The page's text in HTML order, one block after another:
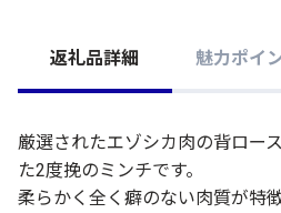
返礼品詳細 魅力ポイ
厳選されたエゾシカ肉の背ロー
た2度挽のミンチです。
柔らかく全く癖のない肉質が特